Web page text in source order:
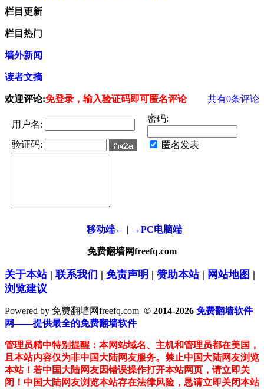
栏目更新
栏目热门
墙外新闻
读者文摘
欢迎评论:免登录，输入验证码即可匿名评论 共有0条评论
用户名:
密码:
验证码: 匿名发表
移动端← | →PC电脑端
免费翻墙网freefq.com
关于本站| 联系我们 | 免责声明 | 赞助本站| 网站地图 |
浏览建议
Powered by 免费翻墙网freefq.com © 2014-2026 免费翻墙软件
网——提供最全的免费翻墙软件
管理员精中特别提醒：本网站域名、主机和管理员都在美国，
且本站内容仅为非中国大陆网友服务。禁止中国大陆网友浏览
本站！若中国大陆网友因错误操作打开本站网页，请立即关
闭！中国大陆网友浏览本站存在法律风险，恳请立即关闭本站